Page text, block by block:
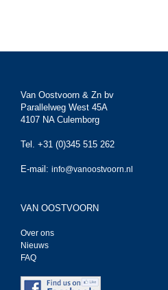
Van Oostvoorn & Zn bv
Parallelweg West 45A
4107 NA Culemborg
Tel. +31 (0)345 515 262
E-mail: info@vanoostvoorn.nl
VAN OOSTVOORN
Over ons
Nieuws
FAQ